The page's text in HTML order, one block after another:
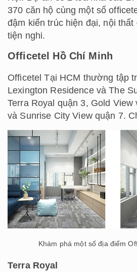
370 căn hộ cùng một số
đậm kiến trúc hiện đại, nội thất
tiện nghi.
Officetel Hồ Chí Minh
Officetel Tại HCM thường tập
Lexington Residence và The
Terra Royal quận 3, Gold
và Sunrise City View quận 7.
Khám phá một số địa điểm
Terra Royal